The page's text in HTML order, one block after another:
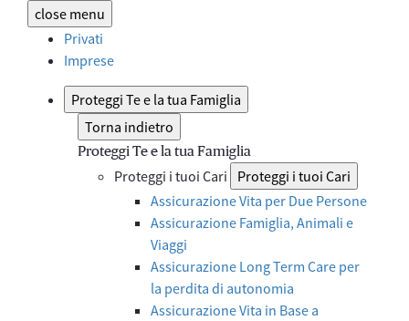
close menu
Privati
Imprese
Proteggi Te e la tua Famiglia
Torna indietro
Proteggi Te e la tua Famiglia
Proteggi i tuoi Cari
Proteggi i tuoi Cari
Assicurazione Vita per Due Persone
Assicurazione Famiglia, Animali e
Viaggi
Assicurazione Long Term Care per
la perdita di autonomia
Assicurazione Vita in Base a